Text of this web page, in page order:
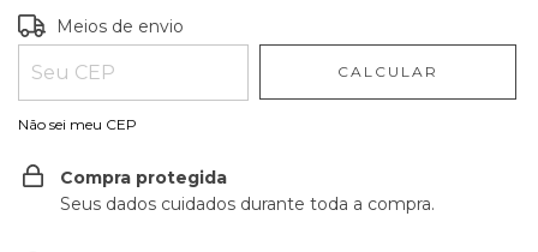
Entregas para o CEP:
Meios de envio
CALCULAR
Não sei meu CEP
Compra protegida
Seus dados cuidados durante toda a compra.